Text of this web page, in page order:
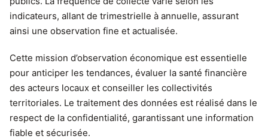
indicateurs, allant de trimestrielle à annuelle, assurant
ainsi une observation fine et actualisée.
Cette mission d’observation économique est essentielle
pour anticiper les tendances, évaluer la santé financière
des acteurs locaux et conseiller les collectivités
territoriales. Le traitement des données est réalisé dans le
respect de la confidentialité, garantissant une information
fiable et sécurisée.